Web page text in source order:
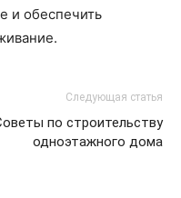
и обеспечить
Следующая статья
по строительству
одноэтажного дома